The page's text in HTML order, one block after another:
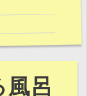
風呂